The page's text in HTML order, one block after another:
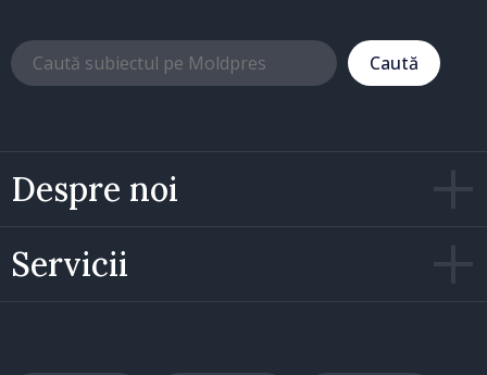
Despre noi
Servicii
Caută